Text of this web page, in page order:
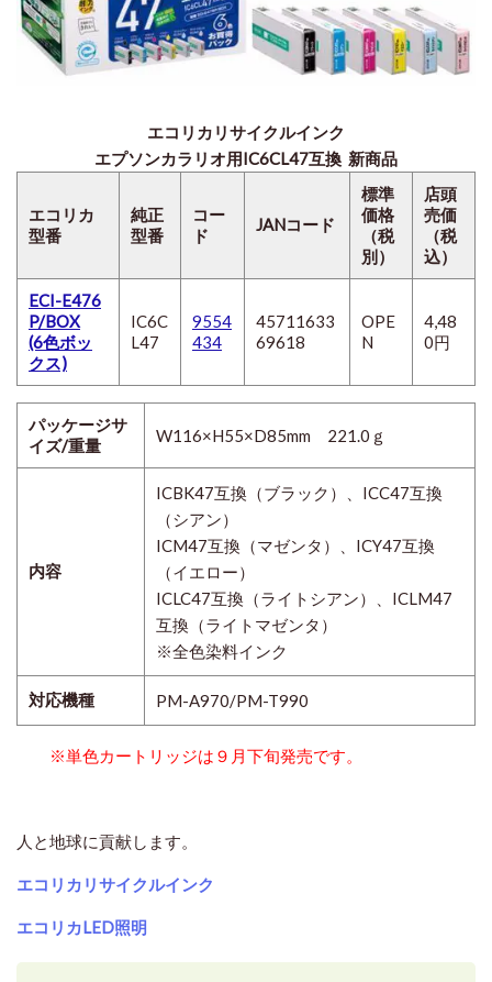
エコリカ リサイクルインク
エプソンカラリオ用IC6CL47互換 新商品
エコリカ
型番
純正
型番
コー
ド
JANコード
標準
価格
（税
別）
店頭
売価
（税
込）
ECI-E476
P/BOX
(6色ボッ
クス)
IC6C
L47
9554
434
45711633
69618
OPE
N
4,48
0円
パッケージサ
イズ/重量
W116×H55×D85mm 221.0ｇ
内容
ICBK47互換（ブラック）、ICC47互換
（シアン）
ICM47互換（マゼンタ）、ICY47互換
（イエロー）
ICLC47互換（ライトシアン）、ICLM47
互換（ライトマゼンタ）
※全色染料インク
対応機種 PM-A970/PM-T990
※単色カートリッジは９月下旬発売です。
人と地球に貢献します。
エコリカリサイクルインク
エコリカLED照明